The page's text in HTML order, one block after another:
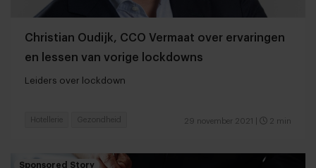
Christian Oudijk, CCO Vermaat over ervaringen
en lessen van vorige lockdowns
Leiders over lockdown
29 november 2021 2 min
Hotellerie Gezondheid
Sponsored Story